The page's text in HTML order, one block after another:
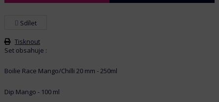
Sdílet
Tisknout
Set obsahuje :
Boilie Race Mango/Chilli 20 mm - 250ml
Dip Mango - 100 ml